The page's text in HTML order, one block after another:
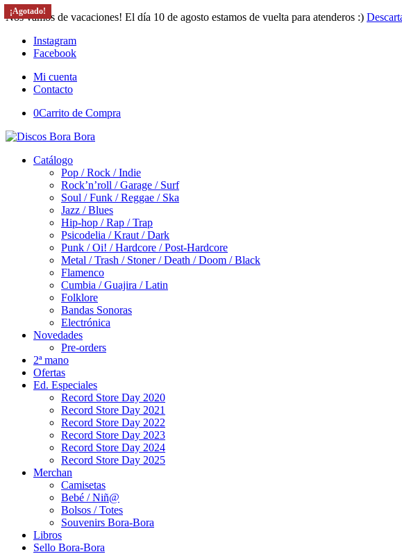
Nos vamos de vacaciones! El día 10 de agosto estamos de vuelta para atenderos :)
Instagram
Facebook
Mi cuenta
Contacto
0Carrito de Compra
Catálogo
Pop / Rock / Indie
Rock’n’roll / Garage / Surf
Soul / Funk / Reggae / Ska
Jazz / Blues
Hip-hop / Rap / Trap
Psicodelia / Kraut / Dark
Punk / Oi! / Hardcore / Post-Hardcore
Metal / Trash / Stoner / Death / Doom / Black
Flamenco
Cumbia / Guajira / Latin
Folklore
Bandas Sonoras
Electrónica
Novedades
Pre-orders
2ª mano
Ofertas
Ed. Especiales
Record Store Day 2020
Record Store Day 2021
Record Store Day 2022
Record Store Day 2023
Record Store Day 2024
Record Store Day 2025
Merchan
Camisetas
Bebé / Niñ@
Bolsos / Totes
Souvenirs Bora-Bora
Libros
Sello Bora-Bora
¡Agotado!
¡Agotado!
¡Agotado!
¡Agotado!